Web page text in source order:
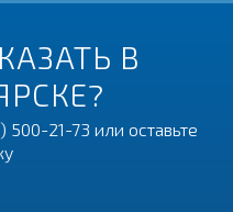
В
500-21-73 или оставьте